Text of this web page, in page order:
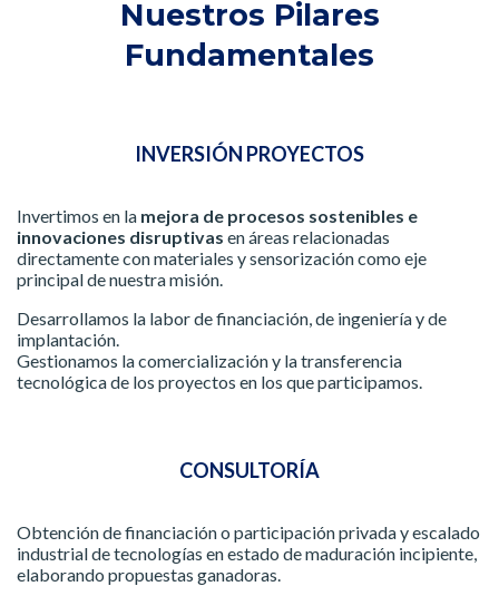
Nuestros Pilares
Fundamentales
INVERSIÓN PROYECTOS
Invertimos en la mejora de procesos sostenibles e
innovaciones disruptivas en áreas relacionadas
directamente con materiales y sensorización como eje
principal de nuestra misión.
Desarrollamos la labor de financiación, de ingeniería y de
implantación.
Gestionamos la comercialización y la transferencia
tecnológica de los proyectos en los que participamos.
CONSULTORÍA
Obtención de financiación o participación privada y escalado
industrial de tecnologías en estado de maduración incipiente,
elaborando propuestas ganadoras.